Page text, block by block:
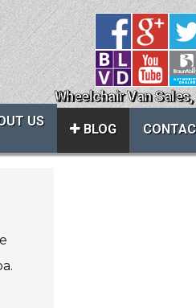
Wheelchair Van
US
BLOG